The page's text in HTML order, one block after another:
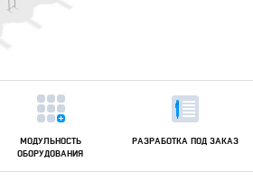
МОДУЛЬНОСТЬ
ОБОРУДОВАНИЯ
РАЗРАБОТКА ПОД ЗАКАЗ